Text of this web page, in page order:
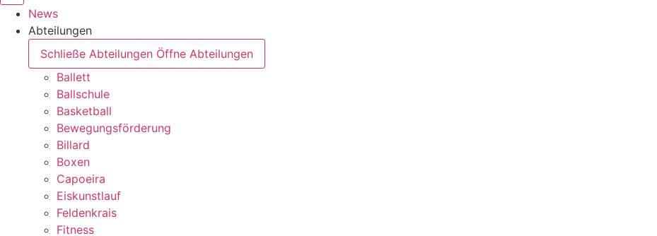
News
Abteilungen
Schließe Abteilungen Öffne Abteilungen
Ballett
Ballschule
Basketball
Bewegungsförderung
Billard
Boxen
Capoeira
Eiskunstlauf
Feldenkrais
Fitness